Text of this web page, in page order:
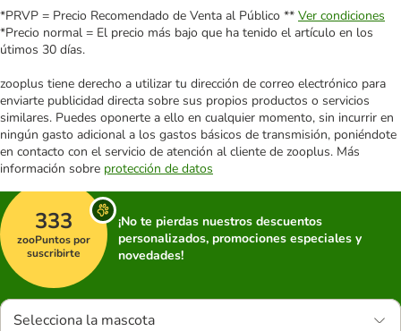
*PRVP = Precio Recomendado de Venta al Público ** Ver condiciones
*Precio normal = El precio más bajo que ha tenido el artículo en los
útimos 30 días.
zooplus tiene derecho a utilizar tu dirección de correo electrónico para
enviarte publicidad directa sobre sus propios productos o servicios
similares. Puedes oponerte a ello en cualquier momento, sin incurrir en
ningún gasto adicional a los gastos básicos de transmisión, poniéndote
en contacto con el servicio de atención al cliente de zooplus. Más
información sobre protección de datos
333
zooPuntos por
suscribirte
¡No te pierdas nuestros descuentos
personalizados, promociones especiales y
novedades!
Selecciona la mascota